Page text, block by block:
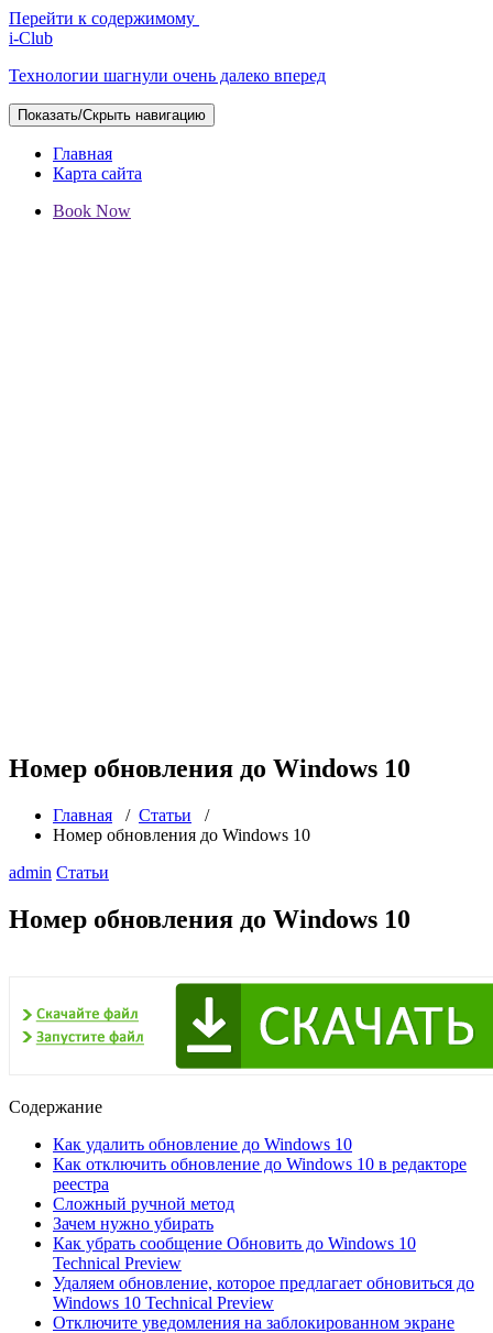
Перейти к содержимому
i-Club
Технологии шагнули очень далеко вперед
Показать/Скрыть навигацию
Главная
Карта сайта
Book Now
Номер обновления до Windows 10
Главная / Статьи /
Номер обновления до Windows 10
admin Статьи
Номер обновления до Windows 10
Содержание
Как удалить обновление до Windows 10
Как отключить обновление до Windows 10 в редакторе
реестра
Сложный ручной метод
Зачем нужно убирать
Как убрать сообщение Обновить до Windows 10
Technical Preview
Удаляем обновление, которое предлагает обновиться до
Windows 10 Technical Preview
Отключите уведомления на заблокированном экране